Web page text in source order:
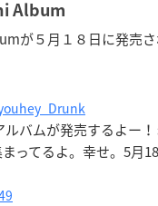
Album
が５月１８日に発売
バムが発売するよー
ってるよ。幸せ。5月18